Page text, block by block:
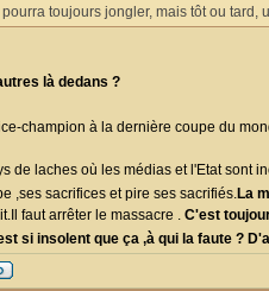
toujours jongler, mais tôt ou tard,
là dedans ?
champion à la dernière coupe du
de laches où les médias et l'Etat sont
,ses sacrifices et pire ses sacrifiés.La
faut arrêter le massacre . C'est
si insolent que ça ,à qui la faute ?